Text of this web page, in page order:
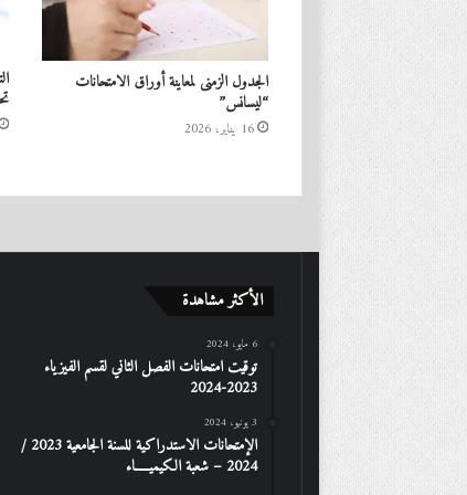
الجدول الزمنى لمعاينة أوراق الامتحانات
“ليسانس”
16 يناير، 2026
الأكثر مشاهدة
6 مايو، 2024
توقيت امتحانات الفصل الثاني لقسم الفيزياء
2023-2024
3 يونيو، 2024
الإمتحانات الاستدراكیة للسنة الجامعیة 2023 /
2024 – شعبة الكیمیـــــاء